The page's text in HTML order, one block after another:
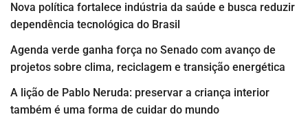
Nova política fortalece indústria da saúde e busca reduzir
dependência tecnológica do Brasil
Agenda verde ganha força no Senado com avanço de
projetos sobre clima, reciclagem e transição energética
A lição de Pablo Neruda: preservar a criança interior
também é uma forma de cuidar do mundo